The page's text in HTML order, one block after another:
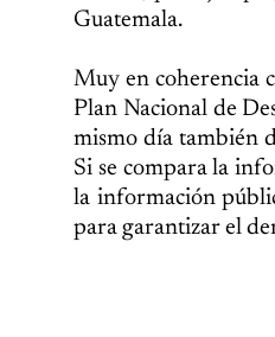
Guatemala.
Muy en coherencia
Plan Nacional de
mismo día también
Si se compara la
la información
para garantizar el